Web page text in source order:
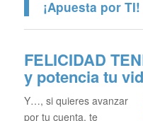
¡Apuesta por TI!
FELICIDAD
y potencia tu
Y…, si quieres avanzar
por tu cuenta, te